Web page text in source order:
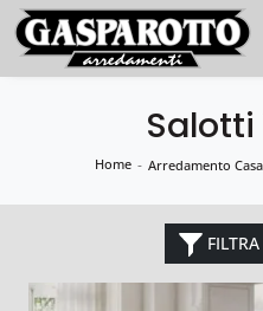
Home - Arredamento Casa
FILTRA